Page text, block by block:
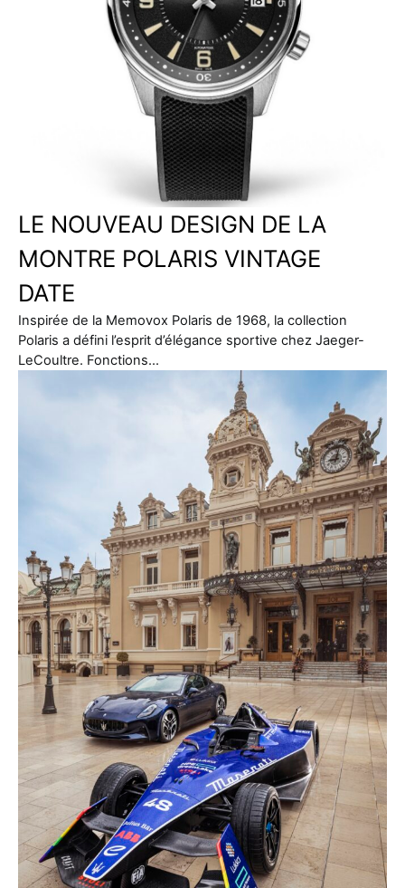
LE NOUVEAU DESIGN DE LA
MONTRE POLARIS VINTAGE
DATE
Inspirée de la Memovox Polaris de 1968, la collection
Polaris a défini l’esprit d’élégance sportive chez Jaeger-
LeCoultre. Fonctions…